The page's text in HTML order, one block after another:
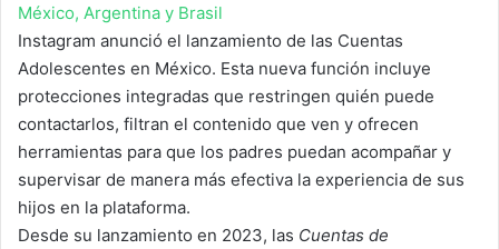
México, Argentina y Brasil
Instagram anunció el lanzamiento de las Cuentas
Adolescentes en México. Esta nueva función incluye
protecciones integradas que restringen quién puede
contactarlos, filtran el contenido que ven y ofrecen
herramientas para que los padres puedan acompañar y
supervisar de manera más efectiva la experiencia de sus
hijos en la plataforma.
Desde su lanzamiento en 2023, las Cuentas de